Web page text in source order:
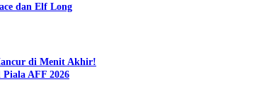
dan Elf Long
di Menit Akhir!
AFF 2026